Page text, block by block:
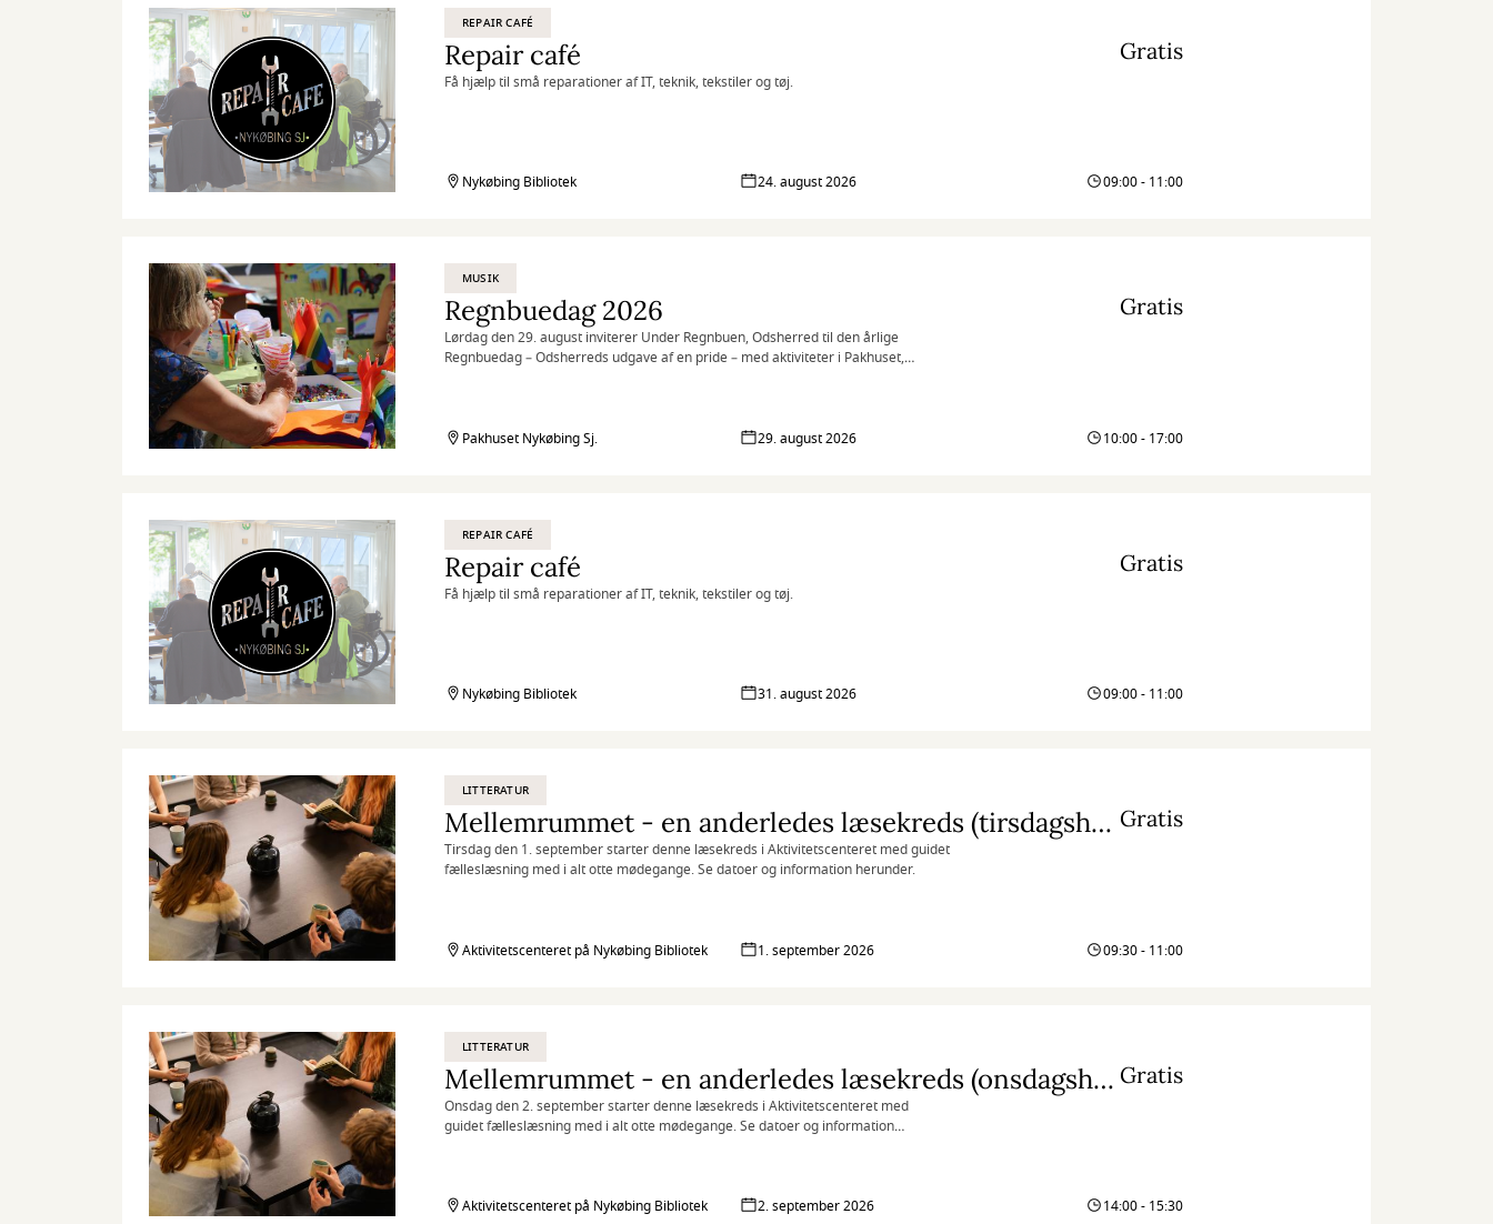
REPAIR CAFÉ
Repair café
Få hjælp til små reparationer af IT, teknik, tekstiler og tøj.
Gratis
Nykøbing Bibliotek 24. august 2026 09:00 - 11:00
MUSIK
Regnbuedag 2026
Lørdag den 29. august inviterer Under Regnbuen, Odsherred til den årlige
Regnbuedag – Odsherreds udgave af en pride – med aktiviteter i Pakhuset,
Gratis
Pakhuset Nykøbing Sj. 29. august 2026 10:00 - 17:00
REPAIR CAFÉ
Repair café
Få hjælp til små reparationer af IT, teknik, tekstiler og tøj.
Gratis
Nykøbing Bibliotek 31. august 2026 09:00 - 11:00
LITTERATUR
Mellemrummet - en anderledes læsekreds (tirsdagshold)
Tirsdag den 1. september starter denne læsekreds i Aktivitetscenteret med guidet
fælleslæsning med i alt otte mødegange. Se datoer og information herunder.
Gratis
Aktivitetscenteret på Nykøbing Bibliotek 1. september 2026 09:30 - 11:00
LITTERATUR
Mellemrummet - en anderledes læsekreds (onsdagshold)
Onsdag den 2. september starter denne læsekreds i Aktivitetscenteret med
guidet fælleslæsning med i alt otte mødegange. Se datoer og information
Gratis
Aktivitetscenteret på Nykøbing Bibliotek 2. september 2026 14:00 - 15:30